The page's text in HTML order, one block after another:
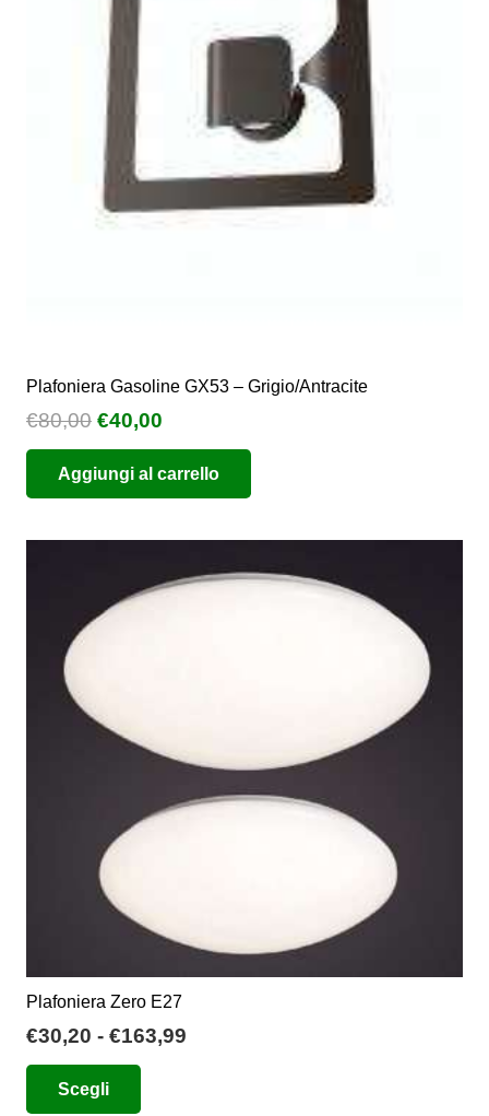
Plafoniera Gasoline GX53 – Grigio/Antracite
€80,00 Il
prezzo
originale
era:
€40,00
prezzo
attuale
è:
Aggiungi al carrello
Plafoniera Zero E27
€30,20 - €163,99
Scegli